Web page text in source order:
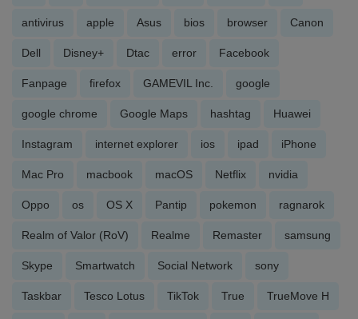
antivirus apple Asus bios browser Canon
Dell Disney+ Dtac error Facebook
Fanpage firefox GAMEVIL Inc. google
google chrome Google Maps hashtag Huawei
Instagram internet explorer ios ipad iPhone
Mac Pro macbook macOS Netflix nvidia
Oppo os OS X Pantip pokemon ragnarok
Realm of Valor (RoV) Realme Remaster samsung
Skype Smartwatch Social Network sony
Taskbar Tesco Lotus TikTok True TrueMove H